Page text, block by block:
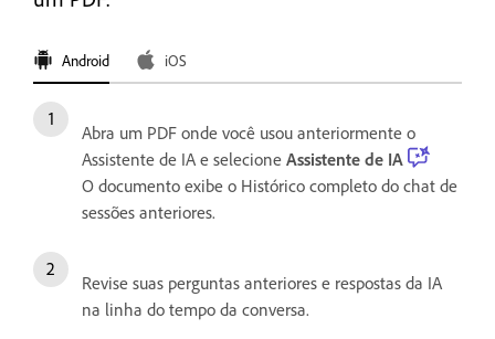
Android iOS
Abra um PDF onde você usou anteriormente o
Assistente de IA e selecione Assistente de IA
O documento exibe o Histórico completo do chat de
sessões anteriores.
Revise suas perguntas anteriores e respostas da IA
na linha do tempo da conversa.